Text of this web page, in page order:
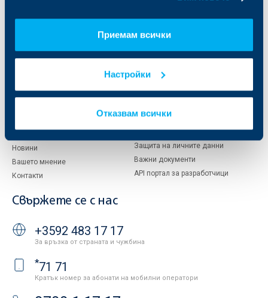
Приемам всички
Настройки
Отказвам всички
Управление
Тарифи и общи условия
Новини
Вашето мнение
Контакти
ОББ Пенсионно осигуряване
ОББ Асет мениджмънт
Продажба на имоти
Условия за ползване на сайта
Бисквитки
Защита на личните данни
Важни документи
API портал за разработчици
Свържете се с нас
+3592 483 17 17
За връзка от страната и чужбина
*71 71
Кратък номер за абонати на мобилни оператори